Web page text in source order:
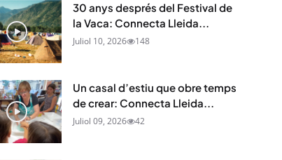
30 anys després del Festival de
la Vaca: Connecta Lleida...
Juliol 10, 2026 148
Un casal d’estiu que obre temps
de crear: Connecta Lleida...
Juliol 09, 2026 42